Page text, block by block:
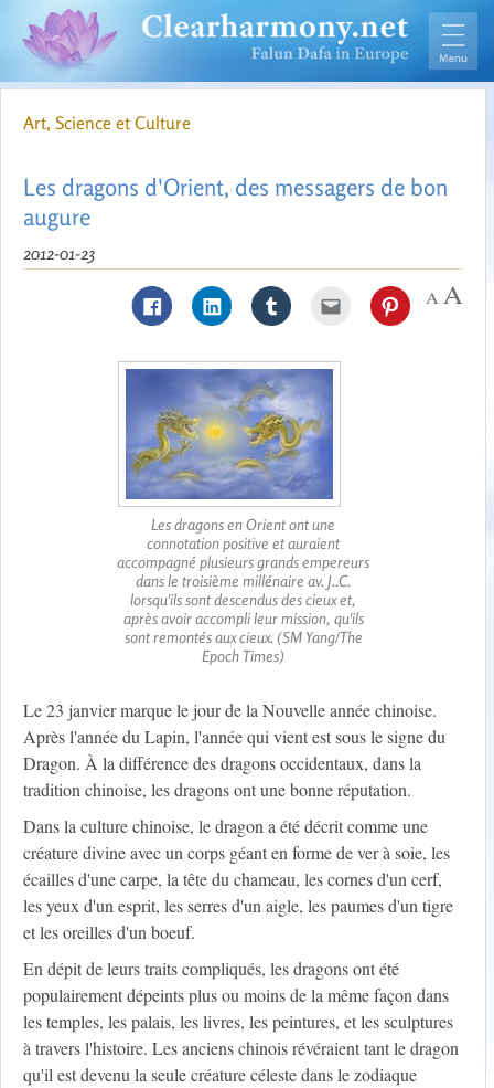
Art, Science et Culture
Les dragons d'Orient, des messagers de bon
augure
2012-01-23
Les dragons en Orient ont une
connotation positive et auraient
accompagné plusieurs grands empereurs
dans le troisième millénaire av. J..C.
lorsqu'ils sont descendus des cieux et,
après avoir accompli leur mission, qu'ils
sont remontés aux cieux. (SM Yang/The
Epoch Times)
Le 23 janvier marque le jour de la Nouvelle année chinoise.
Après l'année du Lapin, l'année qui vient est sous le signe du
Dragon. À la différence des dragons occidentaux, dans la
tradition chinoise, les dragons ont une bonne réputation.
Dans la culture chinoise, le dragon a été décrit comme une
créature divine avec un corps géant en forme de ver à soie, les
écailles d'une carpe, la tête du chameau, les cornes d'un cerf,
les yeux d'un esprit, les serres d'un aigle, les paumes d'un tigre
et les oreilles d'un boeuf.
En dépit de leurs traits compliqués, les dragons ont été
populairement dépeints plus ou moins de la même façon dans
les temples, les palais, les livres, les peintures, et les sculptures
à travers l'histoire. Les anciens chinois révéraient tant le dragon
qu'il est devenu la seule créature céleste dans le zodiaque